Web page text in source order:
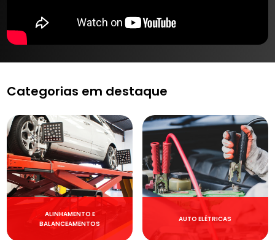
Categorias em destaque
ALINHAMENTO E
BALANCEAMENTOS
AUTO ELÉTRICAS